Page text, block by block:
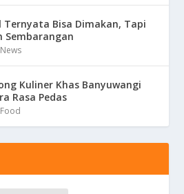
Ternyata Bisa Dimakan, Tapi
Sembarangan
News
Kuliner Khas Banyuwangi
Rasa Pedas
Food